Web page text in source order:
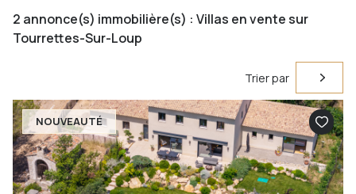
2 annonce(s) immobilière(s) : Villas en vente sur
Tourrettes-Sur-Loup
Trier par
NOUVEAUTÉ